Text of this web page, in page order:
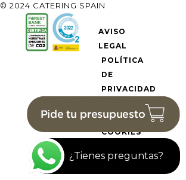
© 2024 CATERING SPAIN
AVISO
LEGAL
POLÍTICA
DE
PRIVACIDAD
DE
COOKIES
¿Tienes preguntas?